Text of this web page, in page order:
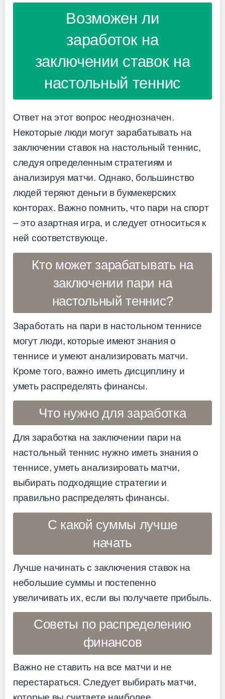
Возможен ли
заработок на
заключении ставок на
настольный теннис
Ответ на этот вопрос неоднозначен.
Некоторые люди могут зарабатывать на
заключении ставок на настольный теннис,
следуя определенным стратегиям и
анализируя матчи. Однако, большинство
людей теряют деньги в букмекерских
конторах. Важно помнить, что пари на спорт
– это азартная игра, и следует относиться к
ней соответствующе.
Кто может зарабатывать на
заключении пари на
настольный теннис?
Заработать на пари в настольном теннисе
могут люди, которые имеют знания о
теннисе и умеют анализировать матчи.
Кроме того, важно иметь дисциплину и
уметь распределять финансы.
Что нужно для заработка
Для заработка на заключении пари на
настольный теннис нужно иметь знания о
теннисе, уметь анализировать матчи,
выбирать подходящие стратегии и
правильно распределять финансы.
С какой суммы лучше
начать
Лучше начинать с заключения ставок на
небольшие суммы и постепенно
увеличивать их, если вы получаете прибыль.
Советы по распределению
финансов
Важно не ставить на все матчи и не
перестараться. Следует выбирать матчи,